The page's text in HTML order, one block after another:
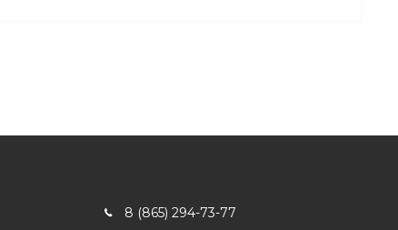
8 (865) 294-73-77